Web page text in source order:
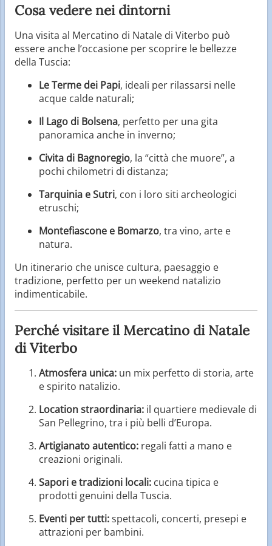
Cosa vedere nei dintorni
Una visita al Mercatino di Natale di Viterbo può
essere anche l’occasione per scoprire le bellezze
della Tuscia:
Le Terme dei Papi, ideali per rilassarsi nelle
acque calde naturali;
Il Lago di Bolsena, perfetto per una gita
panoramica anche in inverno;
Civita di Bagnoregio, la “città che muore”, a
pochi chilometri di distanza;
Tarquinia e Sutri, con i loro siti archeologici
etruschi;
Montefiascone e Bomarzo, tra vino, arte e
natura.
Un itinerario che unisce cultura, paesaggio e
tradizione, perfetto per un weekend natalizio
indimenticabile.
Perché visitare il Mercatino di Natale
di Viterbo
Atmosfera unica: un mix perfetto di storia, arte
e spirito natalizio.
Location straordinaria: il quartiere medievale di
San Pellegrino, tra i più belli d’Europa.
Artigianato autentico: regali fatti a mano e
creazioni originali.
Sapori e tradizioni locali: cucina tipica e
prodotti genuini della Tuscia.
Eventi per tutti:spettacoli, concerti, presepi e
attrazioni per bambini.